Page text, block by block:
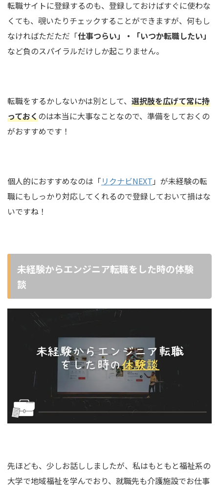
転職サイトに登録するのも、登録しておけばすぐに使わな
くても、覗いたりチェックすることができますが、何もし
なければただただ「仕事つらい」・「いつか転職したい」
など負のスパイラルだけしか起こりません。
転職をするかしないかは別として、 選択肢を広げて常に持
っておくのは本当に大事なことなので、準備をしておくの
がおすすめです！
個人的におすすめなのは「リクナビNEXT 」が未経験の転
職にもしっかり対応してくれるので登録しておいて損はな
いですね！
未経験からエンジニア転職をした時の体験
談
先ほども、少しお話ししましたが、私はもともと福祉系の
大学で地域福祉を学んでおり、就職先も介護施設でお仕事